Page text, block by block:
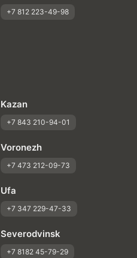
+7 812 223-49-98
Kazan
+7 843 210-94-01
Voronezh
+7 473 212-09-73
Ufa
+7 347 229-47-33
Severodvinsk
+7 8182 45-79-29